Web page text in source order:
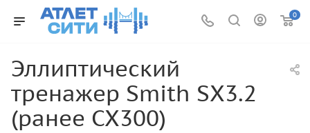
0
Эллиптический
тренажер Smith SX3.2
(ранее CX300)